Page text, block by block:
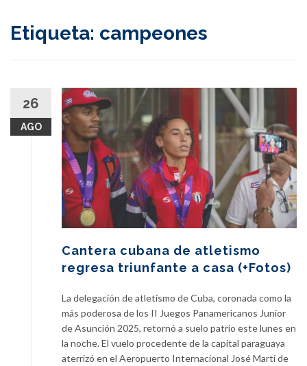
Etiqueta: campeones
26
AGO
Cantera cubana de atletismo
regresa triunfante a casa (+Fotos)
La delegación de atletismo de Cuba, coronada como la
más poderosa de los II Juegos Panamericanos Junior
de Asunción 2025, retornó a suelo patrio este lunes en
la noche. El vuelo procedente de la capital paraguaya
aterrizó en el Aeropuerto Internacional José Martí de